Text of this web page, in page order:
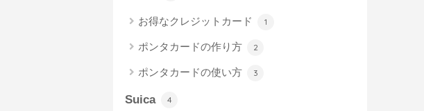
お得なクレジットカード 1
ポンタカードの作り方 2
ポンタカードの使い方 3
Suica 4